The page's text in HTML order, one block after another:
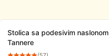
Stolica sa podesivim naslonom
Tannere